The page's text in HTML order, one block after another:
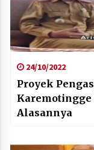
24/10/2022
Proyek
Alasannya